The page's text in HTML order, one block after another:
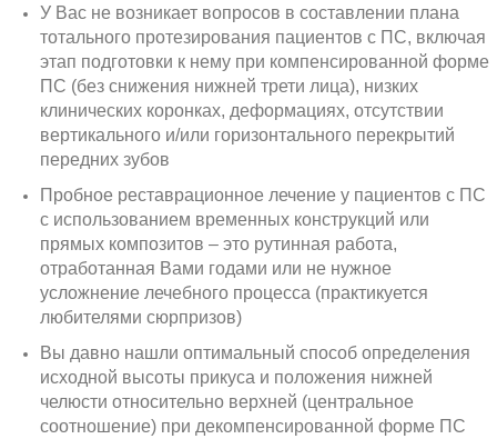
У Вас не возникает вопросов в составлении плана
тотального протезирования пациентов с ПС, включая
этап подготовки к нему при компенсированной форме
ПС (без снижения нижней трети лица), низких
клинических коронках, деформациях, отсутствии
вертикального и/или горизонтального перекрытий
передних зубов
Пробное реставрационное лечение у пациентов с ПС
с использованием временных конструкций или
прямых композитов – это рутинная работа,
отработанная Вами годами или не нужное
усложнение лечебного процесса (практикуется
любителями сюрпризов)
Вы давно нашли оптимальный способ определения
исходной высоты прикуса и положения нижней
челюсти относительно верхней (центральное
соотношение) при декомпенсированной форме ПС